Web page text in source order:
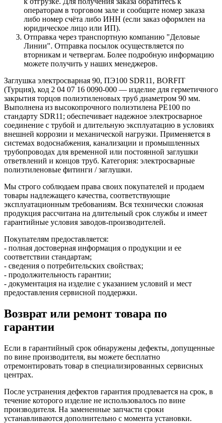
операторам в торговом зале и сообщите номер заказа
либо номер счёта либо ИНН (если заказ оформлен на
юридическое лицо или ИП).
Отправка через транспортную компанию "Деловые
Линии". Отправка посылок осуществляется по
вторникам и четвергам. Более подробную информацию
можете получить у наших менеджеров.
Заглушка электросварная 90, ПЭ100 SDR11, BORFIT
(Турция), код 2 04 07 16 0090-000 — изделие для герметичного
закрытия торцов полиэтиленовых труб диаметром 90 мм.
Выполнена из высокопрочного полиэтилена PE100 по
стандарту SDR11; обеспечивает надежное электросварное
соединение с трубой и длительную эксплуатацию в условиях
внешней коррозии и механической нагрузки. Применяется в
системах водоснабжения, канализации и промышленных
трубопроводах для временной или постоянной заглушки
ответвлений и концов труб. Категория: электросварные
полиэтиленовые фитинги / заглушки.
Мы строго соблюдаем права своих покупателей и продаем
товары надлежащего качества, соответствующие
эксплуатационным требованиям. Вся технически сложная
продукция рассчитана на длительный срок службы и имеет
гарантийные условия заводов-производителей.
Покупателям предоставляется:
- полная достоверная информация о продукции и ее
соответствии стандартам;
- сведения о потребительских свойствах;
- продолжительность гарантии;
- документация на изделие с указанием условий и мест
предоставления сервисной поддержки.
Возврат или ремонт товара по
гарантии
Если в гарантийный срок обнаружены дефекты, допущенные
по вине производителя, вы можете бесплатно
отремонтировать товар в специализированных сервисных
центрах.
После устранения дефектов гарантия продлевается на срок, в
течение которого изделие не использовалось по вине
производителя. На замененные запчасти сроки
устанавливаются дополнительно с момента установки.